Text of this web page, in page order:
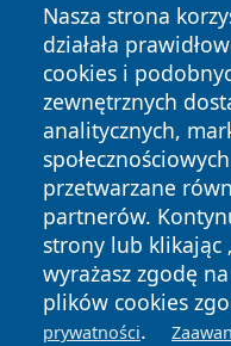
Nasza strona
działała
cookies i
zewnętrznych
analitycznych,
przetwarzane
partnerów.
strony lub klikając
wyrażasz zgodę
plików cookies
prywatności.
Copyright © 2026
News Autorzy